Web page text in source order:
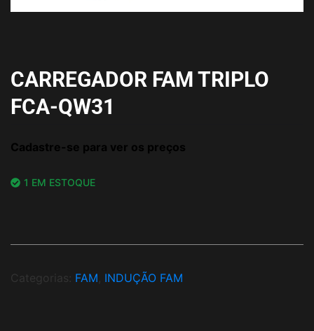
CARREGADOR FAM TRIPLO
FCA-QW31
Cadastre-se para ver os preços
1 EM ESTOQUE
Categorias: FAM INDUÇÃO FAM